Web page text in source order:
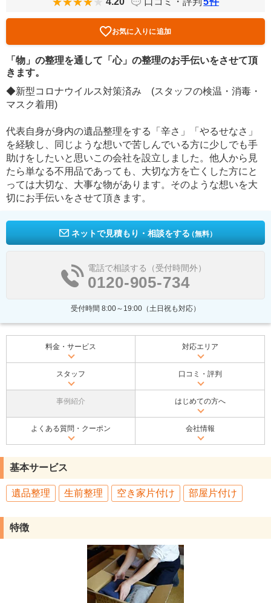
お気に入りに追加
「物」の整理を通して「心」の整理のお手伝いをさせて頂
きます。
◆新型コロナウイルス対策済み (スタッフの検温・消毒・
マスク着用)
代表自身が身内の遺品整理をする「辛さ」「やるせなさ」
を経験し、同じような想いで苦しんでいる方に少しでも手
助けをしたいと思いこの会社を設立しました。他人から見
たら単なる不用品であっても、大切な方を亡くした方にと
っては大切な、大事な物があります。そのような想いを大
切にお手伝いをさせて頂きます。
ネットで見積もり・相談をする（無料）
電話で相談する（受付時間外）
0120-905-734
受付時間 8:00～19:00（土日祝も対応）
料金・サービス 対応エリア
スタッフ 口コミ・評判
事例紹介 はじめての方へ
よくある質問・クーポン 会社情報
基本サービス
遺品整理 生前整理 空き家片付け 部屋片付け
特徴